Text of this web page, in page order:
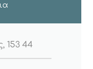
153 44